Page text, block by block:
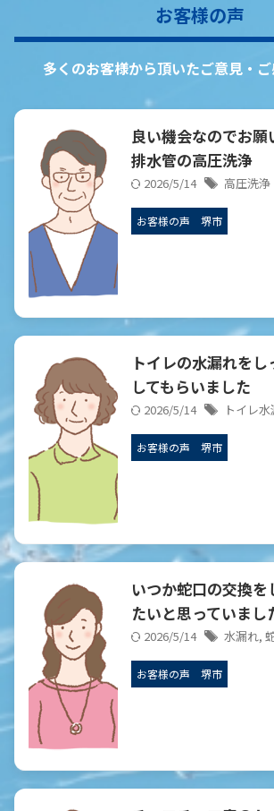
お客様の声
多くのお客様から頂いたご意見・
良い機会なのでお願
排水管の高圧洗浄
2026/5/14 高圧洗浄
お客様の声 堺市
トイレの水漏れをし
してもらいました
2026/5/14 トイレ
お客様の声 堺市
いつか蛇口の交換を
たいと思っていまし
2026/5/14 水漏れ,
お客様の声 堺市